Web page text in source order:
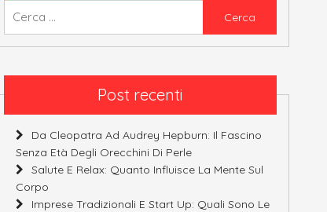
Post recenti
Da Cleopatra Ad Audrey Hepburn: Il Fascino
Senza Età Degli Orecchini Di Perle
Salute E Relax: Quanto Influisce La Mente Sul
Corpo
Imprese Tradizionali E Start Up: Quali Sono Le